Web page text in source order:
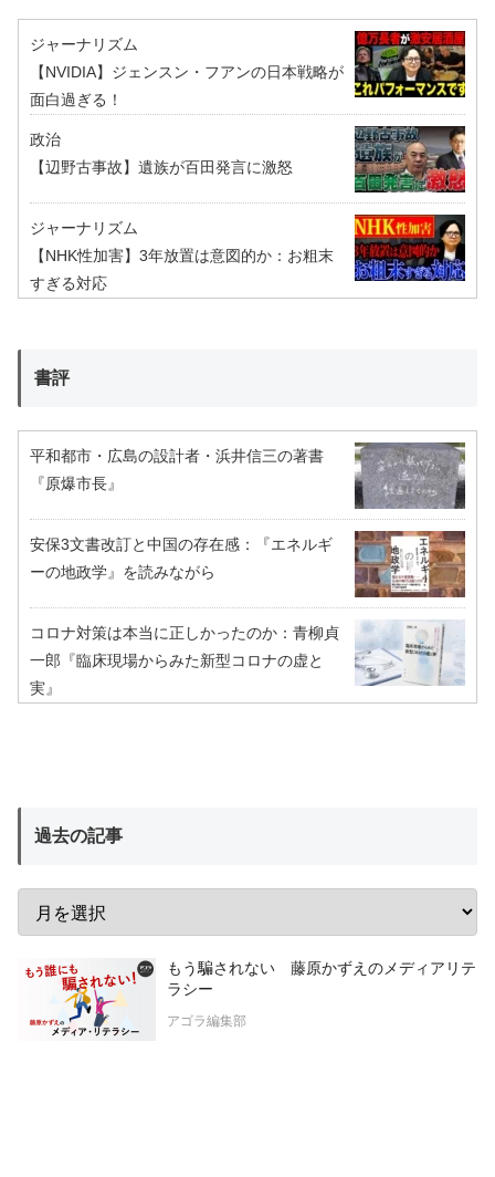
ジャーナリズム
【NVIDIA】ジェンスン・フアンの日本戦略が
面白過ぎる！
政治
【辺野古事故】遺族が百田発言に激怒
ジャーナリズム
【NHK性加害】3年放置は意図的か：お粗末
すぎる対応
書評
平和都市・広島の設計者・浜井信三の著書
『原爆市長』
安保3文書改訂と中国の存在感：『エネルギ
ーの地政学』を読みながら
コロナ対策は本当に正しかったのか：青柳貞
一郎『臨床現場からみた新型コロナの虚と
実』
過去の記事
もう騙されない 藤原かずえのメディアリテ
ラシー
アゴラ編集部